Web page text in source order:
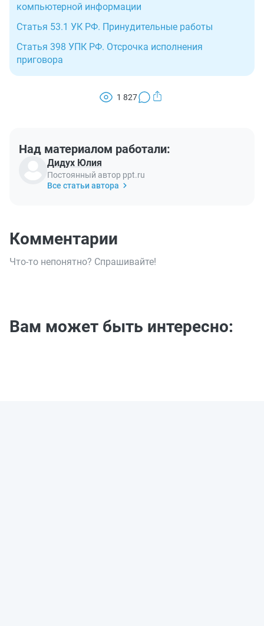
компьютерной информации
Статья 53.1 УК РФ. Принудительные работы
Статья 398 УПК РФ. Отсрочка исполнения
приговора
1 827
Над материалом работали:
Дидух Юлия
Постоянный автор ppt.ru
Все статьи автора
Комментарии
Что-то непонятно? Спрашивайте!
Вам может быть интересно: